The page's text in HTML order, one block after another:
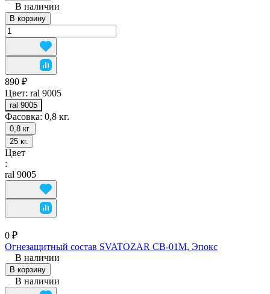
В наличии
В корзину
890 ₽
Цвет: ral 9005
ral 9005
Фасовка: 0,8 кг.
0,8 кг.
25 кг.
Цвет
:
ral 9005
0 ₽
Огнезащитный состав SVATOZAR СВ-01М, Эпокс
В наличии
В корзину
В наличии